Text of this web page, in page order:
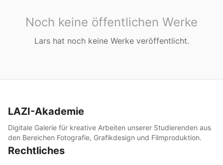
Noch keine öffentlichen Werke
Larshat noch keine Werke veröffentlicht.
LAZI-Akademie
Digitale Galerie für kreative Arbeiten unserer Studierenden aus
den Bereichen Fotografie, Grafikdesign und Filmproduktion.
Rechtliches